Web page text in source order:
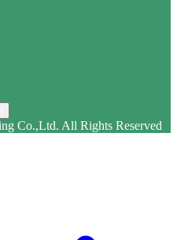
Co.,Ltd. All Rights Reserved